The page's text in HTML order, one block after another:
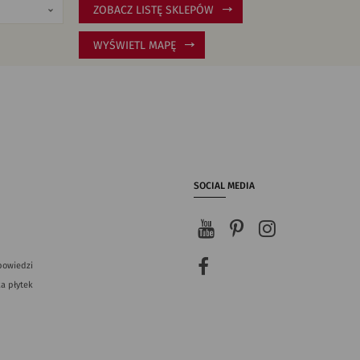
ZOBACZ LISTĘ SKLEPÓW
WYŚWIETL MAPĘ
płytek
SOCIAL MEDIA